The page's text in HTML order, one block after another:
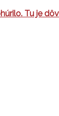
Tu je